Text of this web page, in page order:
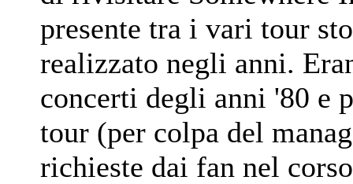
presente tra i vari tour
realizzato negli anni.
concerti degli anni '80 e
tour (per colpa del
richieste dai fan nel